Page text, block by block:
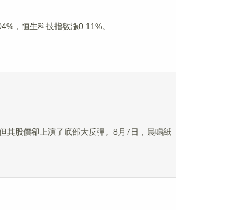
，恒生科技指數漲0.11%。
其股價卻上演了底部大反彈。8月7日，晨鳴紙